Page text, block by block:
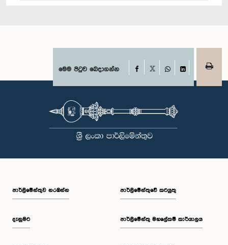
මෙම පිටුව බෙදාගන්න Facebook
WhatsAppLinkedIn
පාර්ලි‌මේන්තුව නරඹන්න
දැනුමට
පාර්ලිමේන්තුවේ කටයුතු
පාර්ලිමේන්තු මහලේකම් කාර්යාලය